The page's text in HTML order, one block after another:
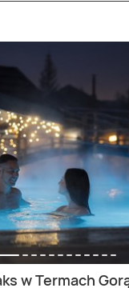
w Termach